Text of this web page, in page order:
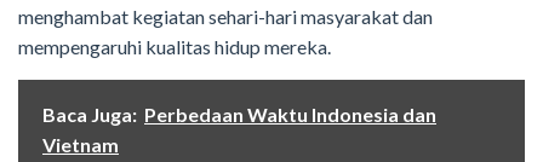
menghambat kegiatan sehari-hari masyarakat dan
mempengaruhi kualitas hidup mereka.
Baca Juga: Perbedaan Waktu Indonesia dan
Vietnam